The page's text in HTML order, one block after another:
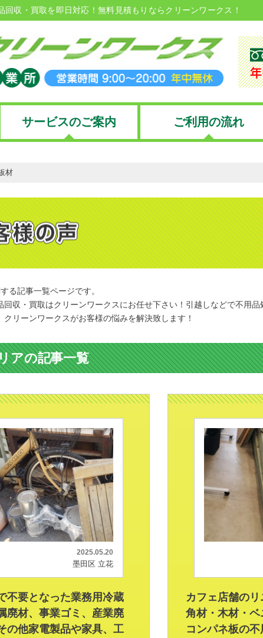
回収・買取を即日対応！無料見積もりならクリーンワークス！
サービスのご案内 ご利用の流れ
材
る記事一覧ページです。
回収・買取はクリーンワークスにお任せ下さい！引越しなどで不用
クリーンワークスがお客様の悩みを解決致します！
アの記事一覧
2025.05.20
墨田区 立花
不要となった業務用冷蔵
廃材、事業ゴミ、産業廃
の他家電製品や家具、工
カフェ店舗の
角材・木材・ベ
コンパネ板の